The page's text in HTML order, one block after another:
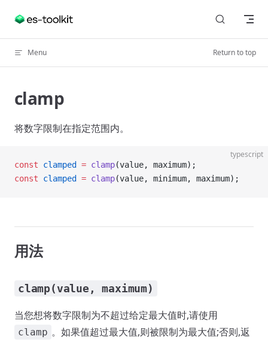
Skip to content
Menu Return to top
clamp
将数字限制在指定范围内。
typescript
const clamped = clamp(value, maximum);
const clamped = clamp(value, minimum, maximum);
用法
clamp(value, maximum)
当您想将数字限制为不超过给定最大值时,请使用
clamp 。如果值超过最大值,则被限制为最大值;否则,返